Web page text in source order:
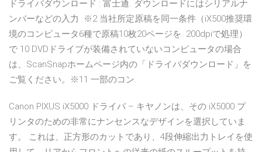
ドライバダウンロード : 富士通. ダウンロードにはシリアルナ
ンバーなどの入力 ※2 当社所定原稿を同一条件（iX500推奨環
境のコンピュータ6種で原稿10枚20ページを. 200dpiで処理）
で 10 DVDドライブが装備されていないコンピュータの場合
は、ScanSnapホームページ内の「ドライバダウンロード」を
ご覧ください。※11 一部のコン.
Canon PIXUS iX5000 ドライバ – キヤノンは、その iX5000 プ
リンタのための非常にナンセンスなデザインを選択していま
す。 これは、正方形のカットであり、4段伸縮出力トレイを使